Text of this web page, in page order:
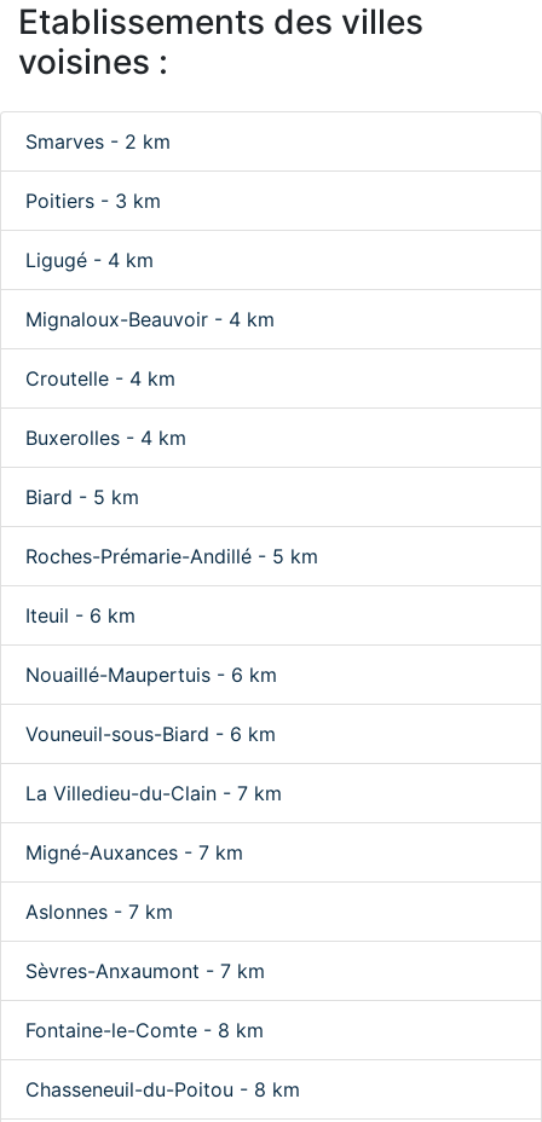
Etablissements des villes
voisines :
Smarves - 2 km
Poitiers - 3 km
Ligugé - 4 km
Mignaloux-Beauvoir - 4 km
Croutelle - 4 km
Buxerolles - 4 km
Biard - 5 km
Roches-Prémarie-Andillé - 5 km
Iteuil - 6 km
Nouaillé-Maupertuis - 6 km
Vouneuil-sous-Biard - 6 km
La Villedieu-du-Clain - 7 km
Migné-Auxances - 7 km
Aslonnes - 7 km
Sèvres-Anxaumont - 7 km
Fontaine-le-Comte - 8 km
Chasseneuil-du-Poitou - 8 km